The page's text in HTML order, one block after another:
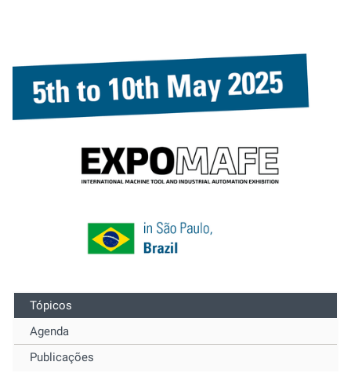
Tópicos
Agenda
Publicações